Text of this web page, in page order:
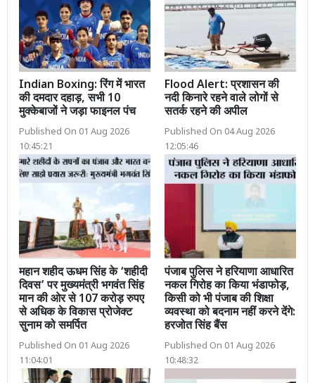
Indian Boxing: रिंग में भारत
की दमदार दहाड़, सभी 10
मुक्केबाजों ने जड़ा फाइनल पंच
Published On 01 Aug 2026
10:45:21
Flood Alert: प्रशासन की
नदी किनारे रहने वाले लोगों से
सतर्क रहने की अपील
Published On 04 Aug 2026
12:05:46
महान शहीद ऊधम सिंह के ‘शहीदी
दिवस’ पर मुख्यमंत्री भगवंत सिंह
मान की ओर से 107 करोड़ रुपए
से अधिक के विकास प्रोजेक्ट
सुनाम को समर्पित
Published On 01 Aug 2026
11:04:01
पंजाब पुलिस ने हरियाणा आधारित
नकल गिरोह का किया भंडाफोड़,
किसी को भी पंजाब की शिक्षा
व्यवस्था को बदनाम नहीं करने देंगे:
हरजोत सिंह बैंस
Published On 01 Aug 2026
10:48:32